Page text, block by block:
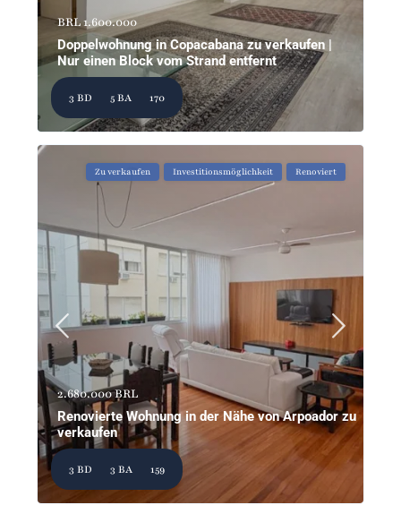
BRL 1.600.000
Doppelwohnung in Copacabana zu verkaufen |
Nur einen Block vom Strand entfernt
3 BD 5 BA 170
Zu verkaufen Investitionsmöglichkeit Renoviert
2.680.000 BRL
Renovierte Wohnung in der Nähe von Arpoador zu
verkaufen
3 BD 3 BA 159